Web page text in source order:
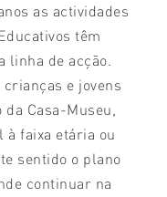
as actividades
têm
linha de acção.
e jovens
Casa-Museu,
à faixa etária ou
sentido o plano
continuar na